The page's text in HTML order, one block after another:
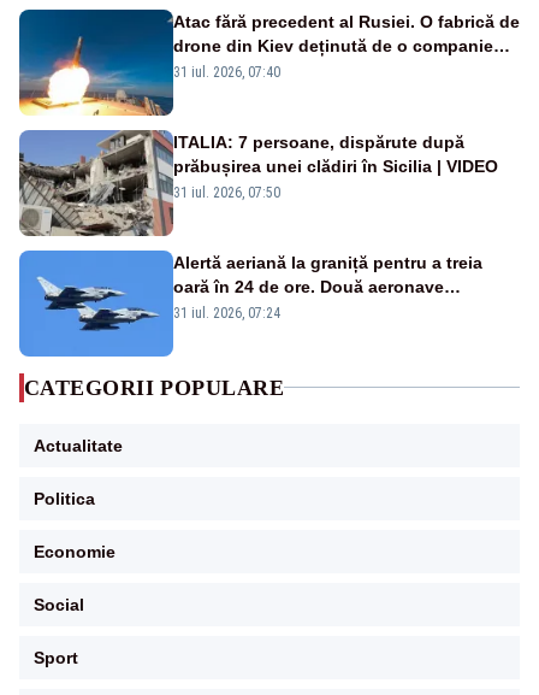
Atac fără precedent al Rusiei. O fabrică de
drone din Kiev deținută de o companie
americană, distrusă de o rachetă
31 iul. 2026, 07:40
ITALIA: 7 persoane, dispărute după
prăbușirea unei clădiri în Sicilia | VIDEO
31 iul. 2026, 07:50
Alertă aeriană la graniță pentru a treia
oară în 24 de ore. Două aeronave
Eurofighter britanice au fost ridicate de la
31 iul. 2026, 07:24
CATEGORII POPULARE
Actualitate
Politica
Economie
Social
Sport